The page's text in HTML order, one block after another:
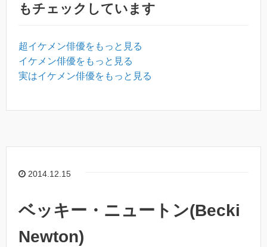
もチェックしています
超イケメン俳優をもっと見る
イケメン俳優をもっと見る
実はイケメン俳優をもっと見る
2014.12.15
ベッキー・ニュートン(Becki
Newton)